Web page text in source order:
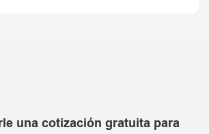
una cotización gratuita para